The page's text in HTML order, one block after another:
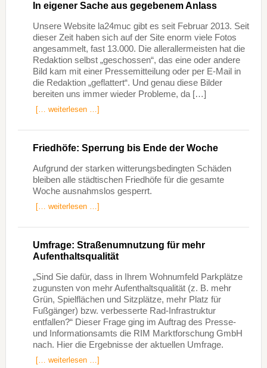
In eigener Sache aus gegebenem Anlass
Unsere Website la24muc gibt es seit Februar 2013. Seit
dieser Zeit haben sich auf der Site enorm viele Fotos
angesammelt, fast 13.000. Die allerallermeisten hat die
Redaktion selbst „geschossen“, das eine oder andere
Bild kam mit einer Pressemitteilung oder per E-Mail in
die Redaktion „geflattert“. Und genau diese Bilder
bereiten uns immer wieder Probleme, da […]
[… weiterlesen …]
Friedhöfe: Sperrung bis Ende der Woche
Aufgrund der starken witterungsbedingten Schäden
bleiben alle städtischen Friedhöfe für die gesamte
Woche ausnahmslos gesperrt.
[… weiterlesen …]
Umfrage: Straßenumnutzung für mehr
Aufenthaltsqualität
„Sind Sie dafür, dass in Ihrem Wohnumfeld Parkplätze
zugunsten von mehr Aufenthaltsqualität (z. B. mehr
Grün, Spielflächen und Sitzplätze, mehr Platz für
Fußgänger) bzw. verbesserte Rad-Infrastruktur
entfallen?“ Dieser Frage ging im Auftrag des Presse-
und Informationsamts die RIM Marktforschung GmbH
nach. Hier die Ergebnisse der aktuellen Umfrage.
[… weiterlesen …]